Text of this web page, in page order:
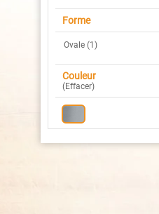
Forme
Ovale (1)
Couleur
(Effacer)